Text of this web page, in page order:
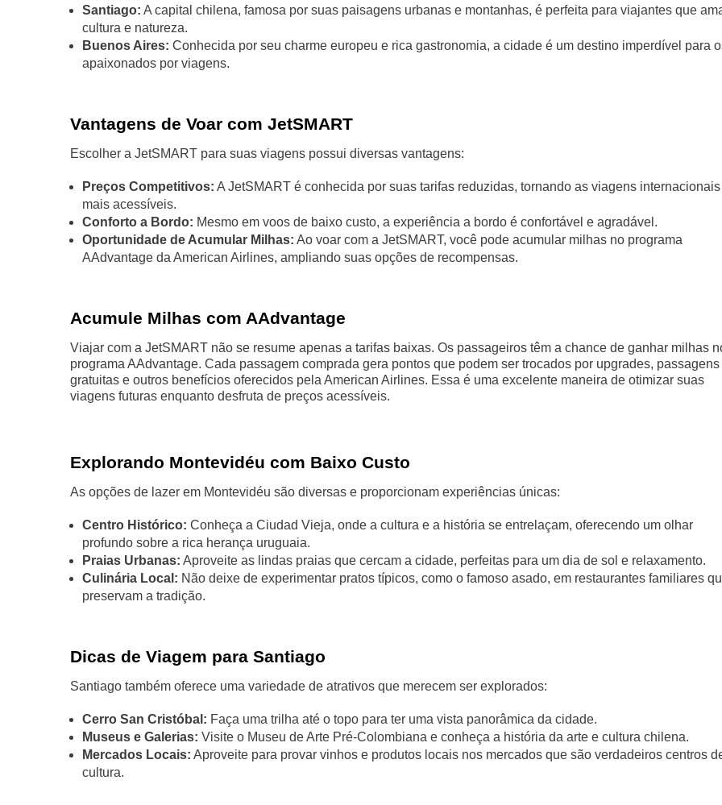
Santiago: A capital chilena, famosa por suas paisagens urbanas e montanhas, é perfeita para viajantes que
cultura e natureza.
Buenos Aires: Conhecida por seu charme europeu e rica gastronomia, a cidade é um destino imperdível para
apaixonados por viagens.
Vantagens de Voar com JetSMART
Escolher a JetSMART para suas viagens possui diversas vantagens:
Preços Competitivos: A JetSMART é conhecida por suas tarifas reduzidas, tornando as viagens internacionais
mais acessíveis.
Conforto a Bordo: Mesmo em voos de baixo custo, a experiência a bordo é confortável e agradável.
Oportunidade de Acumular Milhas: Ao voar com a JetSMART, você pode acumular milhas no programa
AAdvantage da American Airlines, ampliando suas opções de recompensas.
Acumule Milhas com AAdvantage
Viajar com a JetSMART não se resume apenas a tarifas baixas. Os passageiros têm a chance de ganhar milhas
programa AAdvantage. Cada passagem comprada gera pontos que podem ser trocados por upgrades, passagens
gratuitas e outros benefícios oferecidos pela American Airlines. Essa é uma excelente maneira de otimizar suas
viagens futuras enquanto desfruta de preços acessíveis.
Explorando Montevidéu com Baixo Custo
As opções de lazer em Montevidéu são diversas e proporcionam experiências únicas:
Centro Histórico: Conheça a Ciudad Vieja, onde a cultura e a história se entrelaçam, oferecendo um olhar
profundo sobre a rica herança uruguaia.
Praias Urbanas: Aproveite as lindas praias que cercam a cidade, perfeitas para um dia de sol e relaxamento.
Culinária Local: Não deixe de experimentar pratos típicos, como o famoso asado, em restaurantes familiares
preservam a tradição.
Dicas de Viagem para Santiago
Santiago também oferece uma variedade de atrativos que merecem ser explorados:
Cerro San Cristóbal: Faça uma trilha até o topo para ter uma vista panorâmica da cidade.
Museus e Galerias: Visite o Museu de Arte Pré-Colombiana e conheça a história da arte e cultura chilena.
Mercados Locais: Aproveite para provar vinhos e produtos locais nos mercados que são verdadeiros centros
cultura.